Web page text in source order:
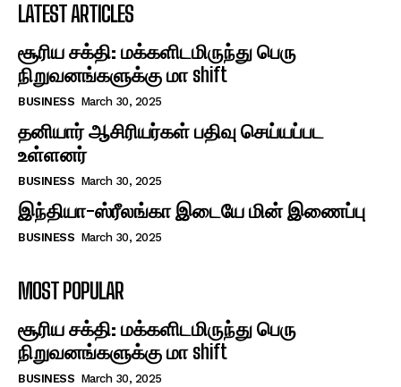
LATEST ARTICLES
சூரிய சக்தி: மக்களிடமிருந்து பெரு
நிறுவனங்களுக்கு மா shift
BUSINESS March 30, 2025
தனியார் ஆசிரியர்கள் பதிவு செய்யப்பட
உள்ளனர்
BUSINESS March 30, 2025
இந்தியா-ஸ்ரீலங்கா இடையே மின் இணைப்பு
BUSINESS March 30, 2025
MOST POPULAR
சூரிய சக்தி: மக்களிடமிருந்து பெரு
நிறுவனங்களுக்கு மா shift
BUSINESS March 30, 2025